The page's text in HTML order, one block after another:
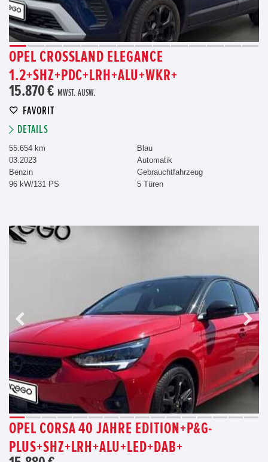
OPEL CROSSLAND ELEGANCE
1.2+SHZ+PDC+LRH+ALU+WKR+
15.870 € MWST. AUSW.
FAVORIT
DETAILS
55.654 km
03.2023
Benzin
96 kW/131 PS
Blau
Automatik
Gebrauchtfahrzeug
5 Türen
OPEL CORSA 40 JAHRE EDITION+P&G-
PLUS+SHZ+LRH+ALU+LED+DAB+